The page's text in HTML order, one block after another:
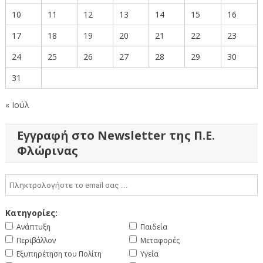
10
11 12 13 14 15
16
17
18 19 20 21 22
23
24
25 26 27 28 29
30
31
« Ιούλ
Εγγραφή στο Newsletter της Π.Ε.
Φλώρινας
Κατηγορίες:
Ανάπτυξη
Περιβάλλον
Εξυπηρέτηση του Πολίτη
Παιδεία
Μεταφορές
Υγεία